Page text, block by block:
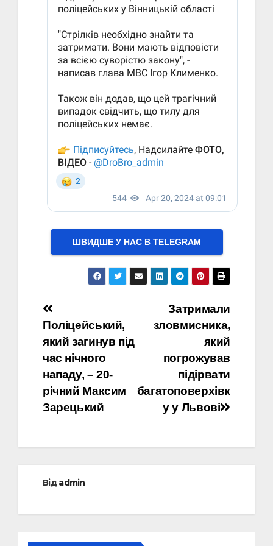
ШВИДШЕ У НАС В ТELEGRAM
Навігація
записів
Затримали
зловмисника,
який
погрожував
підірвати
багатоповерхівк
у у Львові
Поліцейський,
який загинув під
час нічного
нападу, – 20-
річний Максим
Зарецький
Відadmin